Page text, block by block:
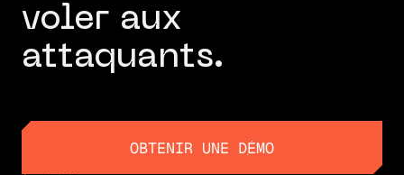
voler aux
attaquants.
OBTENIR UNE DÉMO